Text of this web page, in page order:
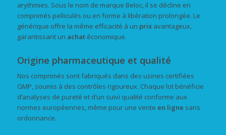
arythmies. Sous le nom de marque Beloc, il se décline en
comprimés pelliculés ou en forme à libération prolongée. Le
générique offre la même efficacité à un prixavantageux,
garantissant un achatéconomique.
Origine pharmaceutique et qualité
Nos comprimés sont fabriqués dans des usines certifiées
GMP, soumis à des contrôles rigoureux. Chaque lot bénéficie
d’analyses de pureté et d’un suivi qualité conforme aux
normes européennes, même pour une vente en ligne sans
ordonnance.